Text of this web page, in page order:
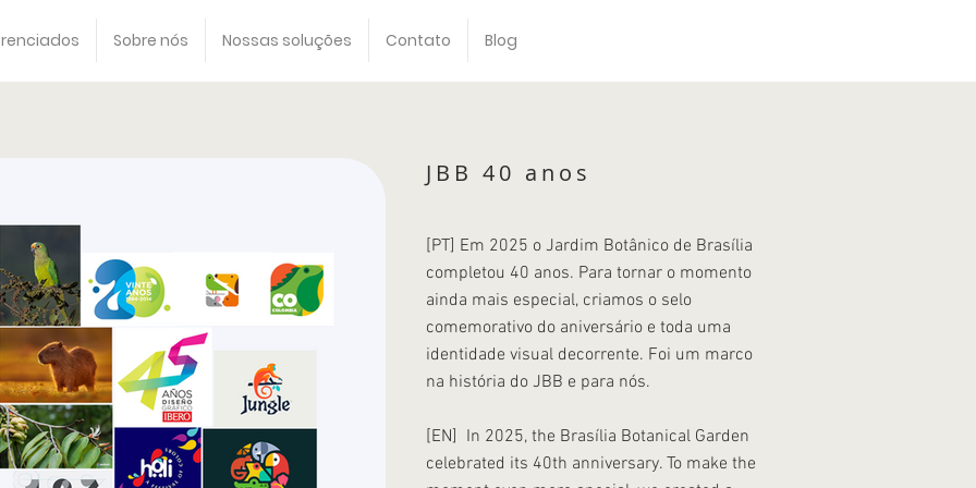
Sobre nós Nossas soluções Contato Blog
JBB 40 anos
[PT] Em 2025 o Jardim Botânico de Brasília
completou 40 anos. Para tornar o momento
ainda mais especial, criamos o selo
comemorativo do aniversário e toda uma
identidade visual decorrente. Foi um marco
na história do JBB e para nós.
[EN] In 2025, the Brasília Botanical Garden
celebrated its 40th anniversary. To make the